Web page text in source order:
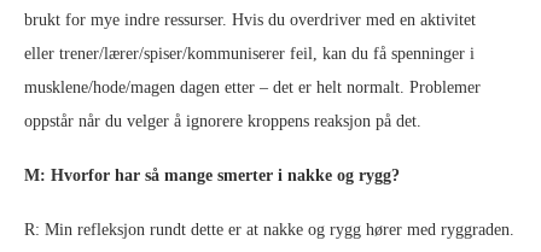
brukt for mye indre ressurser. Hvis du overdriver med en aktivitet
eller trener/lærer/spiser/kommuniserer feil, kan du få spenninger i
musklene/hode/magen dagen etter – det er helt normalt. Problemer
oppstår når du velger å ignorere kroppens reaksjon på det.
M: Hvorfor har så mange smerter i nakke og rygg?
R: Min refleksjon rundt dette er at nakke og rygg hører med ryggraden.